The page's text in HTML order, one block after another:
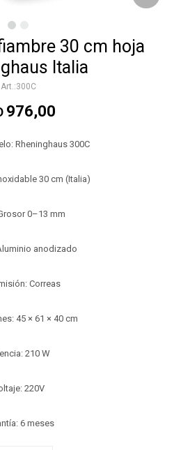
30 cm hoja
Italia
300C
976,00
Rheninghaus 300C
30 cm (Italia)
0–13 mm
anodizado
Correas
45 × 61 × 40 cm
210 W
220V
6 meses